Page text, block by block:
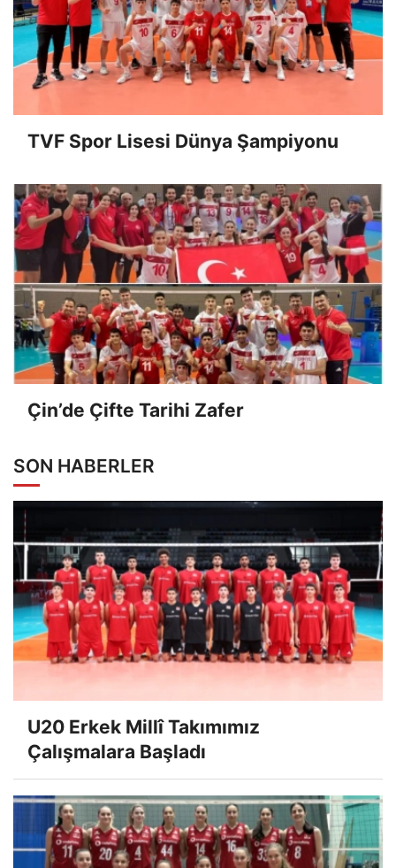
TVF Spor Lisesi Dünya Şampiyonu
Çin’de Çifte Tarihi Zafer
SON HABERLER
U20 Erkek Millî Takımımız
Çalışmalara Başladı